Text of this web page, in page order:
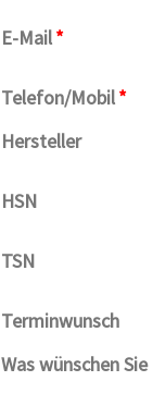
E-Mail*
Telefon/Mobil*
Hersteller
HSN
TSN
Terminwunsch
Was wünschen Sie